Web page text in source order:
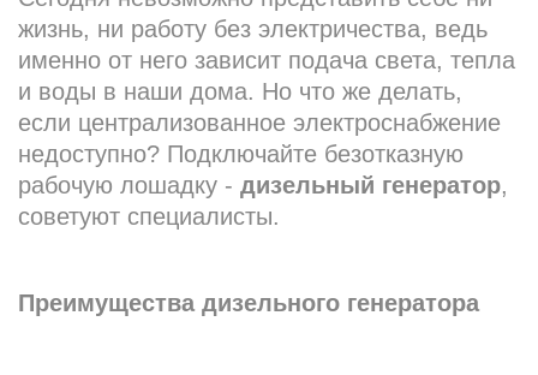
жизнь, ни работу без электричества, ведь
именно от него зависит подача света, тепла
и воды в наши дома. Но что же делать,
если централизованное электроснабжение
недоступно? Подключайте безотказную
рабочую лошадку - дизельный генератор,
советуют специалисты.
Преимущества дизельного генератора